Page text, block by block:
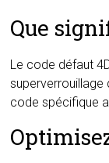
Que
Le code défaut
superverrouillage
code spécifique